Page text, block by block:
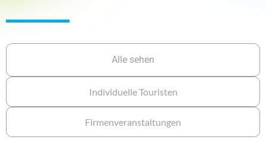
Alle sehen
Individuelle Touristen
Firmenveranstaltungen